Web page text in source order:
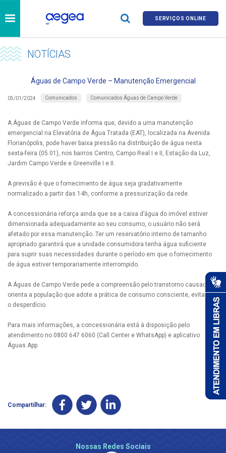
SERVIÇOS ONLINE
NOTÍCIAS
Águas de Campo Verde – Manutenção Emergencial
05/01/2024 Comunicados Comunicados Águas de Campo Verde
A Águas de Campo Verde informa que, devido a uma manutenção
emergencial na Elevatória de Água Tratada (EAT), localizada na Avenida
Florianópolis, pode haver baixa pressão na distribuição de água nesta
sexta-feira (05.01), nos bairros Centro, Campo Real I e II, Estação da Luz,
Jardim Campo Verde e Greenville I e II.
A previsão é que o fornecimento de água seja gradativamente
normalizado a partir das 14h, conforme a pressurização da rede.
A concessionária reforça ainda que se a caixa d’água do imóvel estiver
dimensionada adequadamente ao seu consumo, o usuário não será
afetado por essa manutenção. Ter um reservatório interno de tamanho
apropriado garantirá que a unidade consumidora tenha água suficiente
para suprir suas necessidades durante o período em que o fornecimento
de água estiver temporariamente interrompido.
A Águas de Campo Verde pede a compreensão pelo transtorno causado e
orienta a população que adote a prática de consumo consciente, evitando
o desperdício.
Para mais informações, a concessionária está à disposição pelo
atendimento no 0800 647 6060 (Call Center e WhatsApp) e aplicativo
Águas App.
Compartilhar:
Nossas Redes Sociais